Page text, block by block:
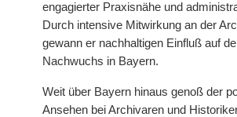
engagierter Praxisnähe und
Durch intensive Mitwirkung an der
gewann er nachhaltigen Einfluß auf
Nachwuchs in Bayern.
Weit über Bayern hinaus genoß der
Ansehen bei Archivaren und